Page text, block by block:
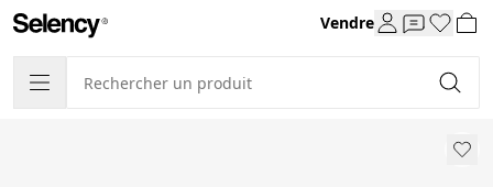
Vendre